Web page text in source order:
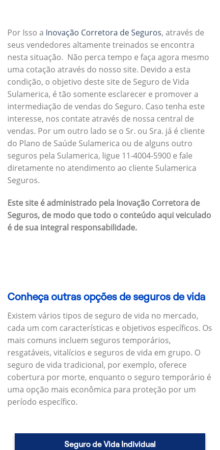
Por Isso a Inovação Corretora de Seguros, através de
seus vendedores altamente treinados se encontra
nesta situação. Não perca tempo e faça agora mesmo
uma cotação através do nosso site. Devido a esta
condição, o objetivo deste site de Seguro de Vida
Sulamerica, é tão somente esclarecer e promover a
intermediação de vendas do Seguro. Caso tenha este
interesse, nos contate através de nossa central de
vendas. Por um outro lado se o Sr. ou Sra. já é cliente
do Plano de Saúde Sulamerica ou de alguns outro
seguros pela Sulamerica, ligue 11-4004-5900 e fale
diretamente no atendimento ao cliente Sulamerica
Seguros.
Este site é administrado pela Inovação Corretora de
Seguros, de modo que todo o conteúdo aqui veiculado
é de sua integral responsabilidade.
Conheça outras opções de seguros de vida
Existem vários tipos de seguro de vida no mercado,
cada um com características e objetivos específicos. Os
mais comuns incluem seguros temporários,
resgatáveis, vitalícios e seguros de vida em grupo. O
seguro de vida tradicional, por exemplo, oferece
cobertura por morte, enquanto o seguro temporário é
uma opção mais econômica para proteção por um
período específico.
Seguro de Vida Individual